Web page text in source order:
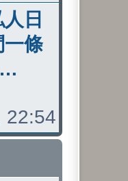
日
條
22:54